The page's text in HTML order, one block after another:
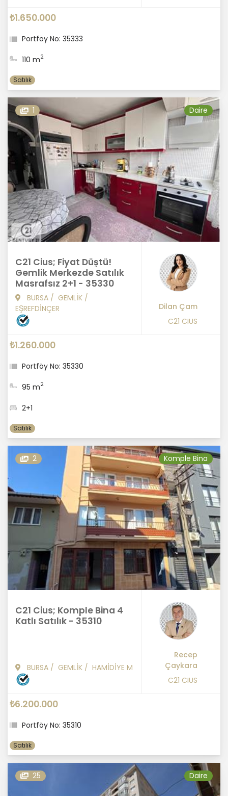
₺1.650.000
Portföy No: 35333
110 m2
Satılık
1 Daire
C21 Cius; Fiyat Düştü!
Gemlik Merkezde Satılık
Masrafsız 2+1 - 35330
BURSA / GEMLİK /
EŞREFDİNÇER
Dilan Çam
C21 CIUS
₺1.260.000
Portföy No: 35330
95 m2
2+1
Satılık
2 Komple Bina
C21 Cius; Komple Bina 4
Katlı Satılık - 35310
BURSA / GEMLİK / HAMİDİYE M
Recep
Çaykara
C21 CIUS
₺6.200.000
Portföy No: 35310
Satılık
25 Daire